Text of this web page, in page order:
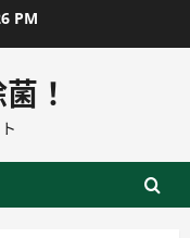
PM
！